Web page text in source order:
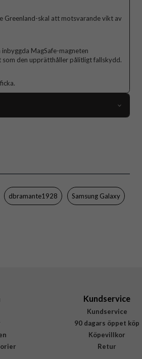
Greenland-skal att motsvarande vikt av
MagSafe-magneten
som den upprätthåller pålitligt fallskydd.
MagSafe-kompatibel
Genomskinlig
Återvunnen plast
dbramante1928 Samsung Galaxy
Kundservice
Kundservice
90 dagars öppet köp
Köpevillkor
Retur